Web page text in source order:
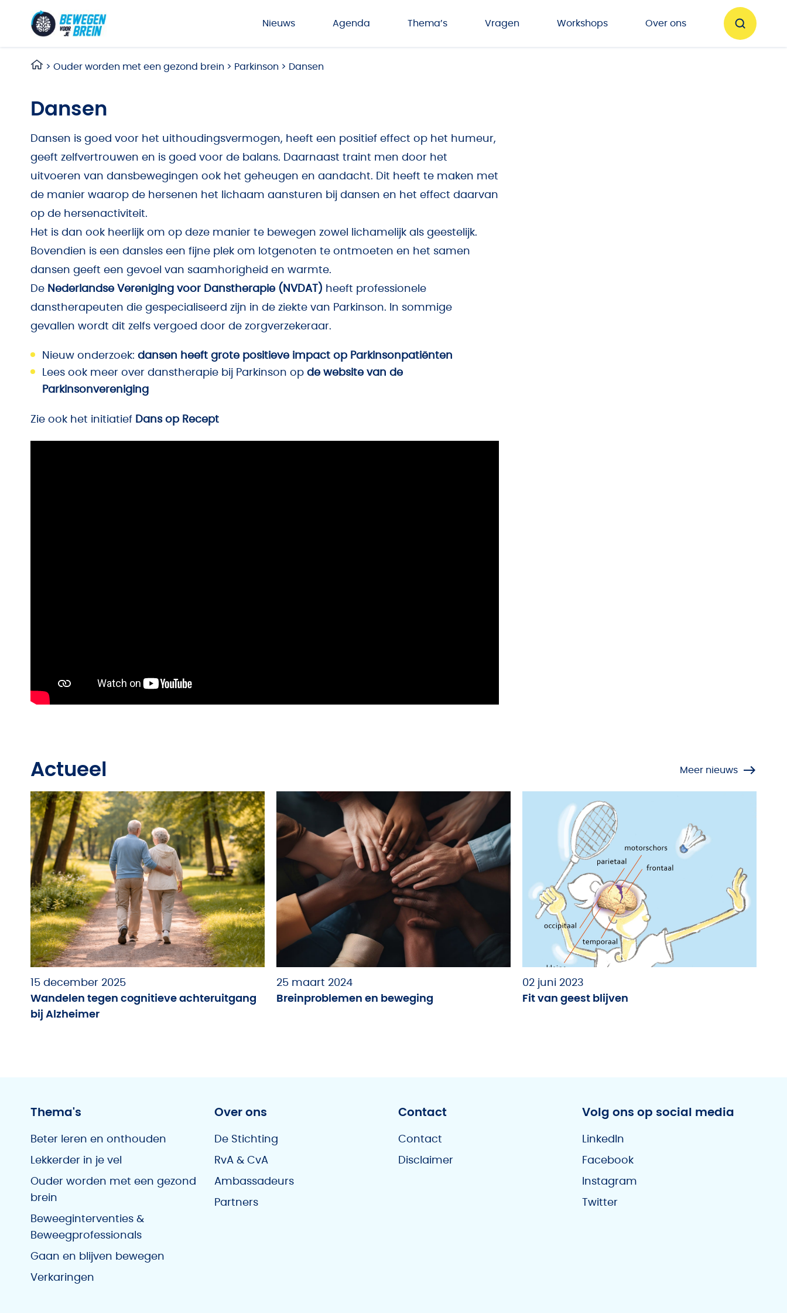
Nieuws
Agenda Thema’s Vragen Workshops Over ons
> Ouder worden met een gezond brein > Parkinson > Dansen
Dansen
Dansen is goed voor het uithoudingsvermogen, heeft een positief effect op het humeur,
geeft zelfvertrouwen en is goed voor de balans. Daarnaast traint men door het
uitvoeren van dansbewegingen ook het geheugen en aandacht. Dit heeft te maken met
de manier waarop de hersenen het lichaam aansturen bij dansen en het effect daarvan
op de hersenactiviteit.
Het is dan ook heerlijk om op deze manier te bewegen zowel lichamelijk als geestelijk.
Bovendien is een dansles een fijne plek om lotgenoten te ontmoeten en het samen
dansen geeft een gevoel van saamhorigheid en warmte.
De Nederlandse Vereniging voor Danstherapie (NVDAT) heeft professionele
danstherapeuten die gespecialiseerd zijn in de ziekte van Parkinson. In sommige
gevallen wordt dit zelfs vergoed door de zorgverzekeraar.
Nieuw onderzoek: dansen heeft grote positieve impact op Parkinsonpatiënten
Lees ook meer over danstherapie bij Parkinson op de website van de
Parkinsonvereniging
Zie ook het initiatief Dans op Recept
Actueel Meer nieuws
15 december 2025
Wandelen tegen cognitieve achteruitgang
bij Alzheimer
25 maart 2024
Breinproblemen en beweging
02 juni 2023
Fit van geest blijven
Thema's
Beter leren en onthouden
Lekkerder in je vel
Ouder worden met een gezond
brein
Beweeginterventies &
Beweegprofessionals
Gaan en blijven bewegen
Verkaringen
Over ons
De Stichting
RvA & CvA
Ambassadeurs
Partners
Contact
Contact
Disclaimer
Volg ons op social media
LinkedIn
Facebook
Instagram
Twitter